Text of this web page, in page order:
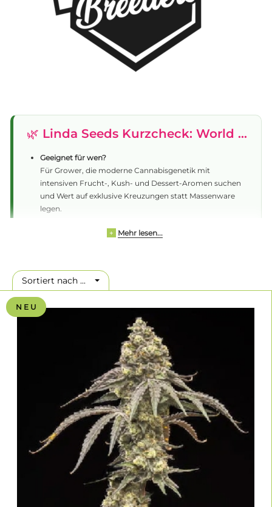
🌿 Linda Seeds Kurzcheck: World Breeders
Geeignet für wen?
Für Grower, die moderne Cannabisgenetik mit
intensiven Frucht-, Kush- und Dessert-Aromen suchen
und Wert auf exklusive Kreuzungen statt Massenware
legen.
World Breeders entwickelt viele Sorten auf Basis eigener
Das Sortiment ist bewusst klein, dafür sehr sorgfältig
zusammengestellt.
Was sollte man realistisch erwarten?
Kräftige Pflanzen, moderne Terpenprofile, hohe
Harzproduktion und viele interessante Hybriden. Die
meisten Sorten richten sich an Grower, die das
Besondere suchen und gerne neue Genetik
Welche Einschränkungen gibt es?
Wer überwiegend klassische Haze-, Skunk- oder Afghan-
Linien bevorzugt oder ausschließlich günstige
Standardsorten sucht, findet bei anderen Samenbanken
eine größere Auswahl.
World Breeders – Zeitgemäße
Cannabisgenetik
+ Mehr lesen...
Sortiert nach ...
N E U